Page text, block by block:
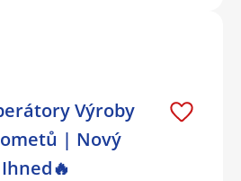
Výroby
| Nový